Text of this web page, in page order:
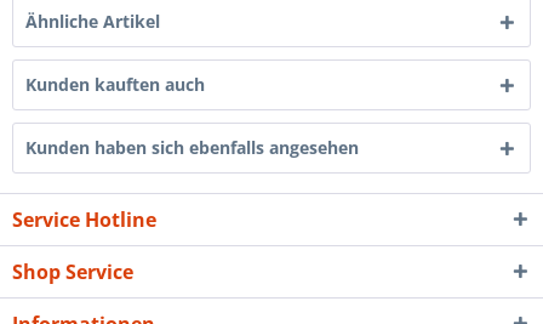
Ähnliche Artikel
Kunden kauften auch
Kunden haben sich ebenfalls angesehen
Service Hotline
Shop Service